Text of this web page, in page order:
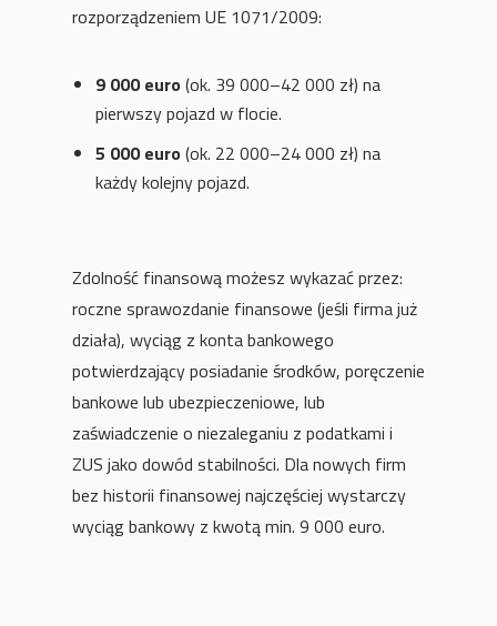
rozporządzeniem UE 1071/2009:
9 000 euro (ok. 39 000–42 000 zł) na
pierwszy pojazd w flocie.
5 000 euro (ok. 22 000–24 000 zł) na
każdy kolejny pojazd.
Zdolność finansową możesz wykazać przez:
roczne sprawozdanie finansowe (jeśli firma już
działa), wyciąg z konta bankowego
potwierdzający posiadanie środków, poręczenie
bankowe lub ubezpieczeniowe, lub
zaświadczenie o niezaleganiu z podatkami i
ZUS jako dowód stabilności. Dla nowych firm
bez historii finansowej najczęściej wystarczy
wyciąg bankowy z kwotą min. 9 000 euro.